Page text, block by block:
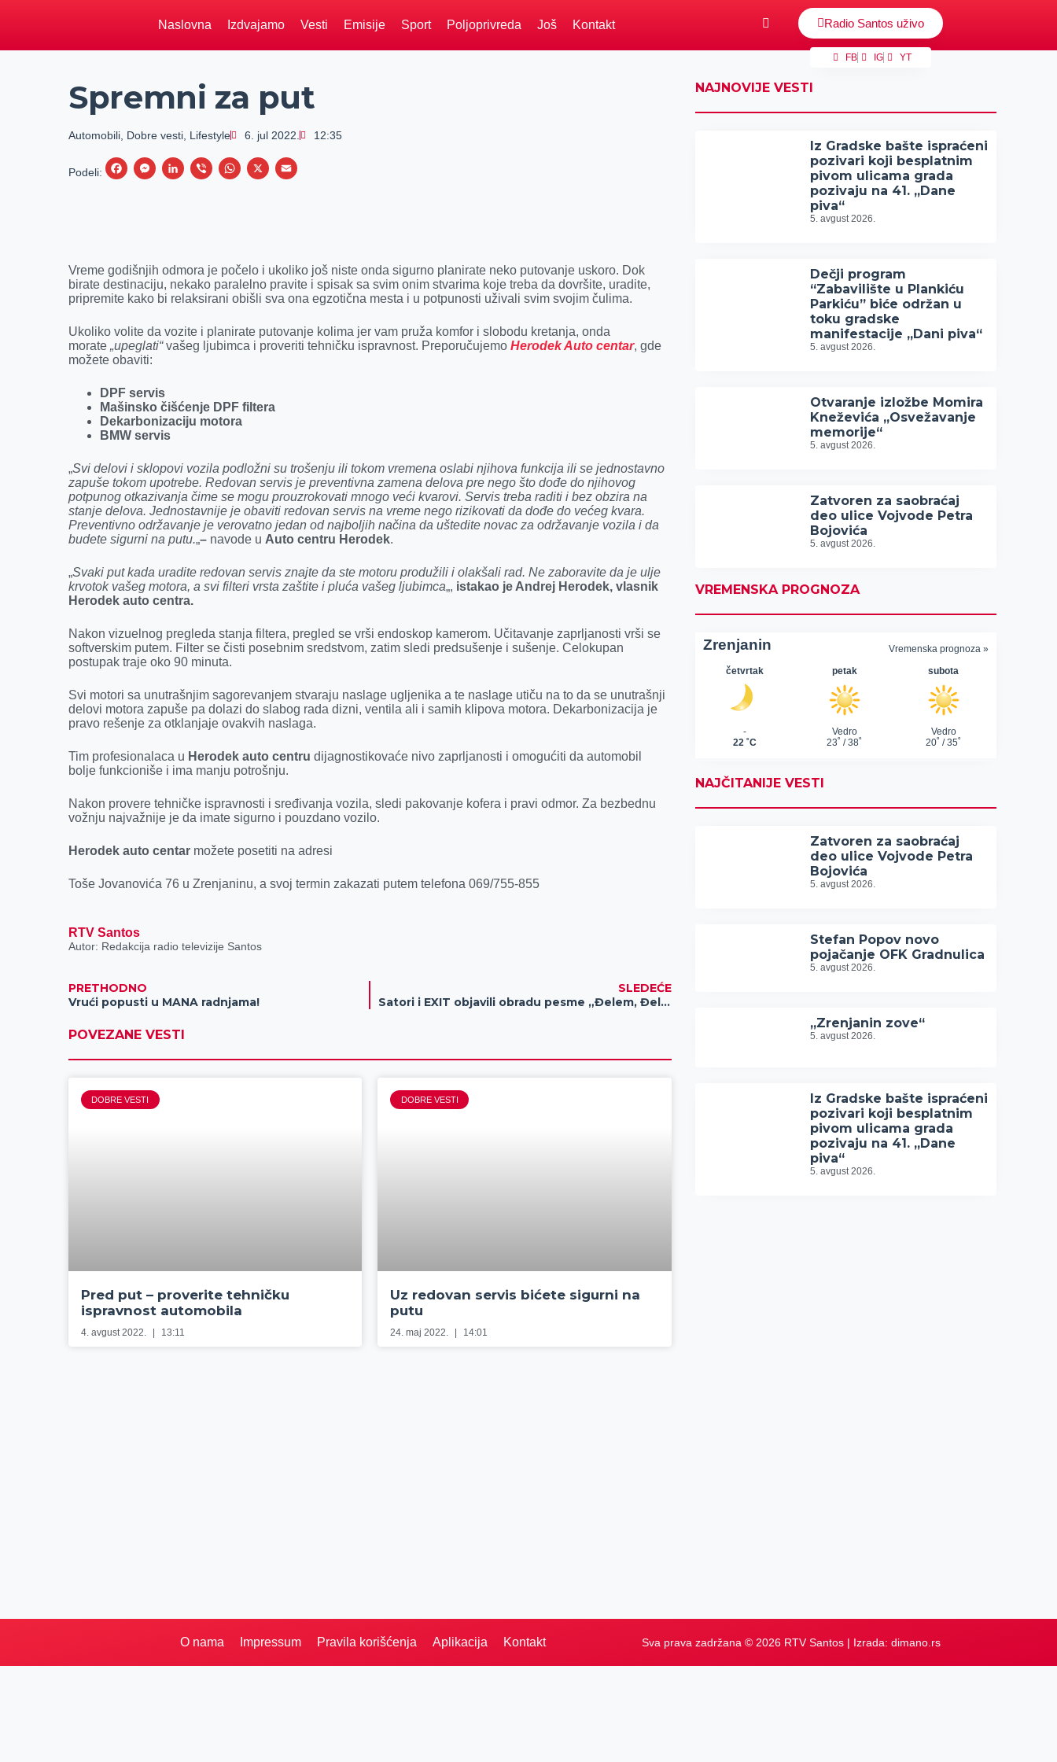
Naslovna Izdvajamo Vesti Emisije Sport Poljoprivreda Još Kontakt Radio Santos uživo
FB IG YT
Spremni za put
Automobili Dobre vesti Lifestyle 6. jul 2022. 12:35
Podeli:
F
o
o
M
n
g
r
L
d
I
V
W
A
p
X
Vreme godišnjih odmora je počelo i ukoliko još niste onda sigurno planirate neko putovanje uskoro. Dok
birate destinaciju, nekako paralelno pravite i spisak sa svim onim stvarima koje treba da dovršite, uradite,
pripremite kako bi relaksirani obišli sva ona egzotična mesta i u potpunosti uživali svim svojim čulima.
Ukoliko volite da vozite i planirate putovanje kolima jer vam pruža komfor i slobodu kretanja, onda
morate„upeglati“vašeg ljubimca i proveriti tehničku ispravnost. PreporučujemoHerodek Auto centar, gde
možete obaviti:
DPF servis
Mašinsko čišćenje DPF filtera
Dekarbonizaciju motora
BMW servis
„Svi delovi i sklopovi vozila podložni su trošenju ili tokom vremena oslabi njihova funkcija ili se jednostavno
zapuše tokom upotrebe. Redovan servis je preventivna zamena delova pre nego što dođe do njihovog
potpunog otkazivanja čime se mogu prouzrokovati mnogo veći kvarovi. Servis treba raditi i bez obzira na
stanje delova. Jednostavnije je obaviti redovan servis na vreme nego rizikovati da dođe do većeg kvara.
Preventivno održavanje je verovatno jedan od najboljih načina da uštedite novac za održavanje vozila i da
budete sigurni na putu.„– navode u Auto centru Herodek.
„Svaki put kada uradite redovan servis znajte da ste motoru produžili i olakšali rad. Ne zaboravite da je ulje
krvotok vašeg motora, a svi filteri vrsta zaštite i pluća vašeg ljubimca„, istakao je Andrej Herodek, vlasnik
Herodek auto centra.
Nakon vizuelnog pregleda stanja filtera, pregled se vrši endoskop kamerom. Učitavanje zaprljanosti vrši se
softverskim putem. Filter se čisti posebnim sredstvom, zatim sledi predsušenje i sušenje. Celokupan
postupak traje oko 90 minuta.
Svi motori sa unutrašnjim sagorevanjem stvaraju naslage ugljenika a te naslage utiču na to da se unutrašnji
delovi motora zapuše pa dolazi do slabog rada dizni, ventila ali i samih klipova motora. Dekarbonizacija je
pravo rešenje za otklanjaje ovakvih naslaga.
Tim profesionalaca u Herodek auto centru dijagnostikovaće nivo zaprljanosti i omogućiti da automobil
bolje funkcioniše i ima manju potrošnju.
Nakon provere tehničke ispravnosti i sređivanja vozila, sledi pakovanje kofera i pravi odmor. Za bezbednu
vožnju najvažnije je da imate sigurno i pouzdano vozilo.
Herodek auto centar možete posetiti na adresi
Toše Jovanovića 76 u Zrenjaninu, a svoj termin zakazati putem telefona 069/755-855
RTV Santos
Autor: Redakcija radio televizije Santos
PRETHODNO
Vrući popusti u MANA radnjama!
SLEDEĆE
Satori i EXIT objavili obradu pesme „Đelem, Đelem“ Esme Redžepove
POVEZANE VESTI
DOBRE VESTI
Pred put – proverite tehničku
ispravnost automobila
4. avgust 2022. 13:11
DOBRE VESTI
Uz redovan servis bićete sigurni na
putu
24. maj 2022. 14:01
NAJNOVIJE VESTI
Iz Gradske bašte ispraćeni
pozivari koji besplatnim
pivom ulicama grada
pozivaju na 41. „Dane
piva“
5. avgust 2026.
Dečji program
“Zabavilište u Plankiću
Parkiću” biće održan u
toku gradske
manifestacije „Dani piva“
5. avgust 2026.
Otvaranje izložbe Momira
Kneževića „Osvežavanje
memorije“
5. avgust 2026.
Zatvoren za saobraćaj
deo ulice Vojvode Petra
Bojovića
5. avgust 2026.
VREMENSKA PROGNOZA
NAJČITANIJE VESTI
Zatvoren za saobraćaj
deo ulice Vojvode Petra
Bojovića
5. avgust 2026.
Stefan Popov novo
pojačanje OFK Gradnulica
5. avgust 2026.
„Zrenjanin zove“
5. avgust 2026.
Iz Gradske bašte ispraćeni
pozivari koji besplatnim
pivom ulicama grada
pozivaju na 41. „Dane
piva“
5. avgust 2026.
O nama Impressum Pravila korišćenja Aplikacija Kontakt Sva prava zadržana © 2026 RTV Santos | Izrada: dimano.rs